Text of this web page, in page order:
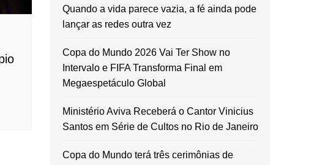
Quando a vida parece vazia, a fé ainda pode
lançar as redes outra vez
Copa do Mundo 2026 Vai Ter Show no
Intervalo e FIFA Transforma Final em
Megaespetáculo Global
Ministério Aviva Receberá o Cantor Vinicius
Santos em Série de Cultos no Rio de Janeiro
Copa do Mundo terá três cerimônias de